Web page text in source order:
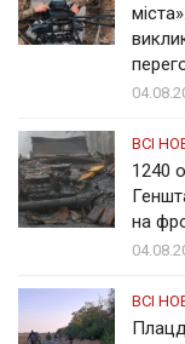
ВСІ
1240
на
ВСІ